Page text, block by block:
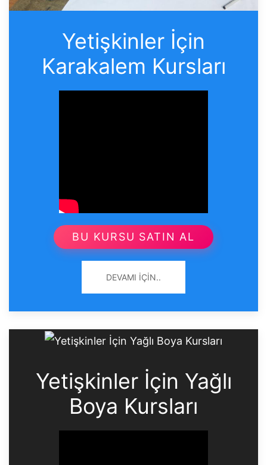
Yetişkinler İçin
Karakalem Kursları
BU KURSU SATIN AL
DEVAMI İÇIN..
Yetişkinler İçin Yağlı
Boya Kursları